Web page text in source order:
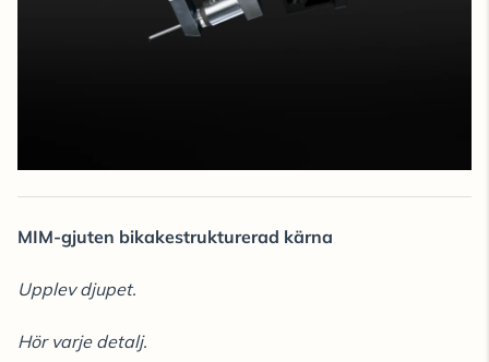
MIM-gjuten bikakestrukturerad kärna
Upplev djupet.
Hör varje detalj.